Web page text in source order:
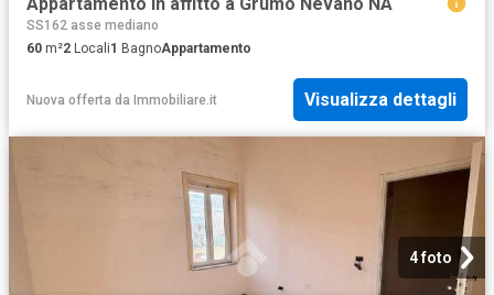
SS162 asse mediano
60 m²2 Locali1 BagnoAppartamento
Nuova offerta da Immobiliare.it Visualizza dettagli
4 foto